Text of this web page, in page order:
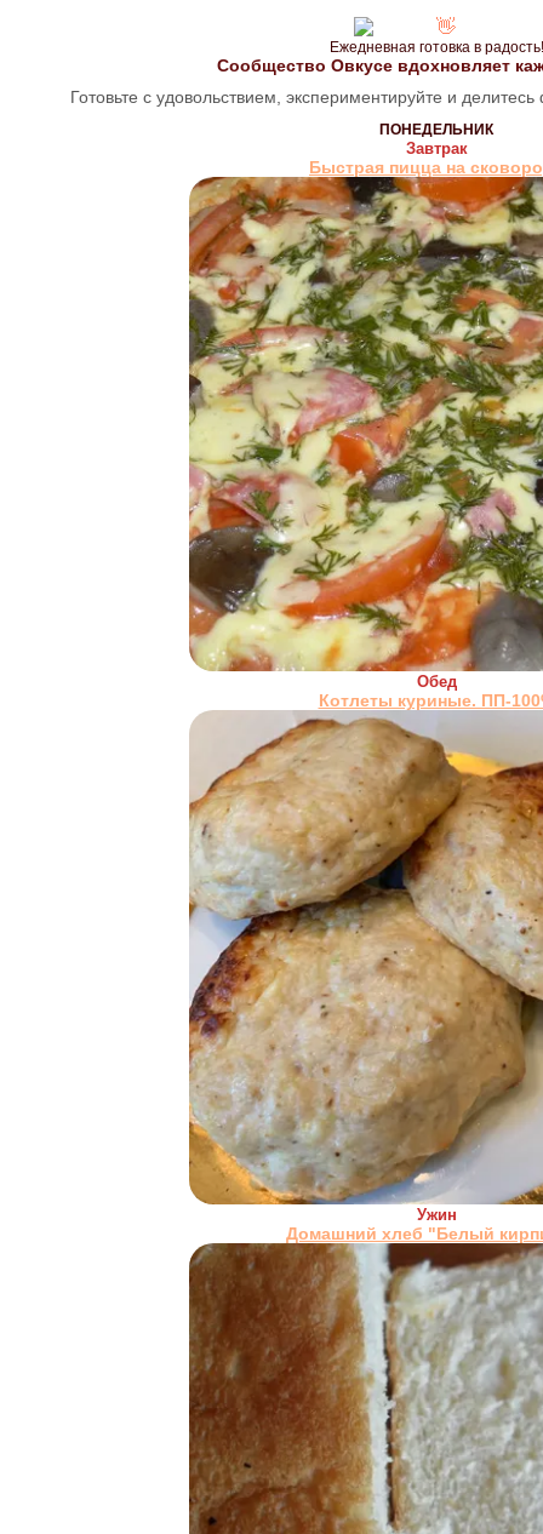
Ежедневная готовка в радость!
Сообщество Овкусе вдохновляет
Готовьте с удовольствием, экспериментируйте и
ПОНЕДЕЛЬНИК
Завтрак
Быстрая пицца на
Обед
Котлеты куриные. ПП-
Ужин
Домашний хлеб "Белый